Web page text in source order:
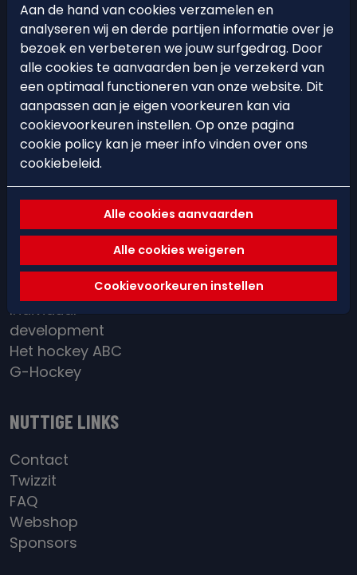
BEARS'ACADEMY
Lid worden
Starten met hockey
Trainingsschema
Ploegindeling
Spelregels &
Red&Blue Academy
District / BeGold
Individual
development
Het hockey ABC
G-Hockey
EVENTS
Events
Clinics
NUTTIGE LINKS
Contact
Twizzit
FAQ
Webshop
Sponsors
Aan de hand van cookies verzamelen en
analyseren wij en derde partijen informatie over je
bezoek en verbeteren we jouw surfgedrag. Door
alle cookies te aanvaarden ben je verzekerd van
een optimaal functioneren van onze website. Dit
aanpassen aan je eigen voorkeuren kan via
cookievoorkeuren instellen. Op onze pagina
cookie policy kan je meer info vinden over ons
cookiebeleid.
Alle cookies aanvaarden
Alle cookies weigeren
Cookievoorkeuren instellen